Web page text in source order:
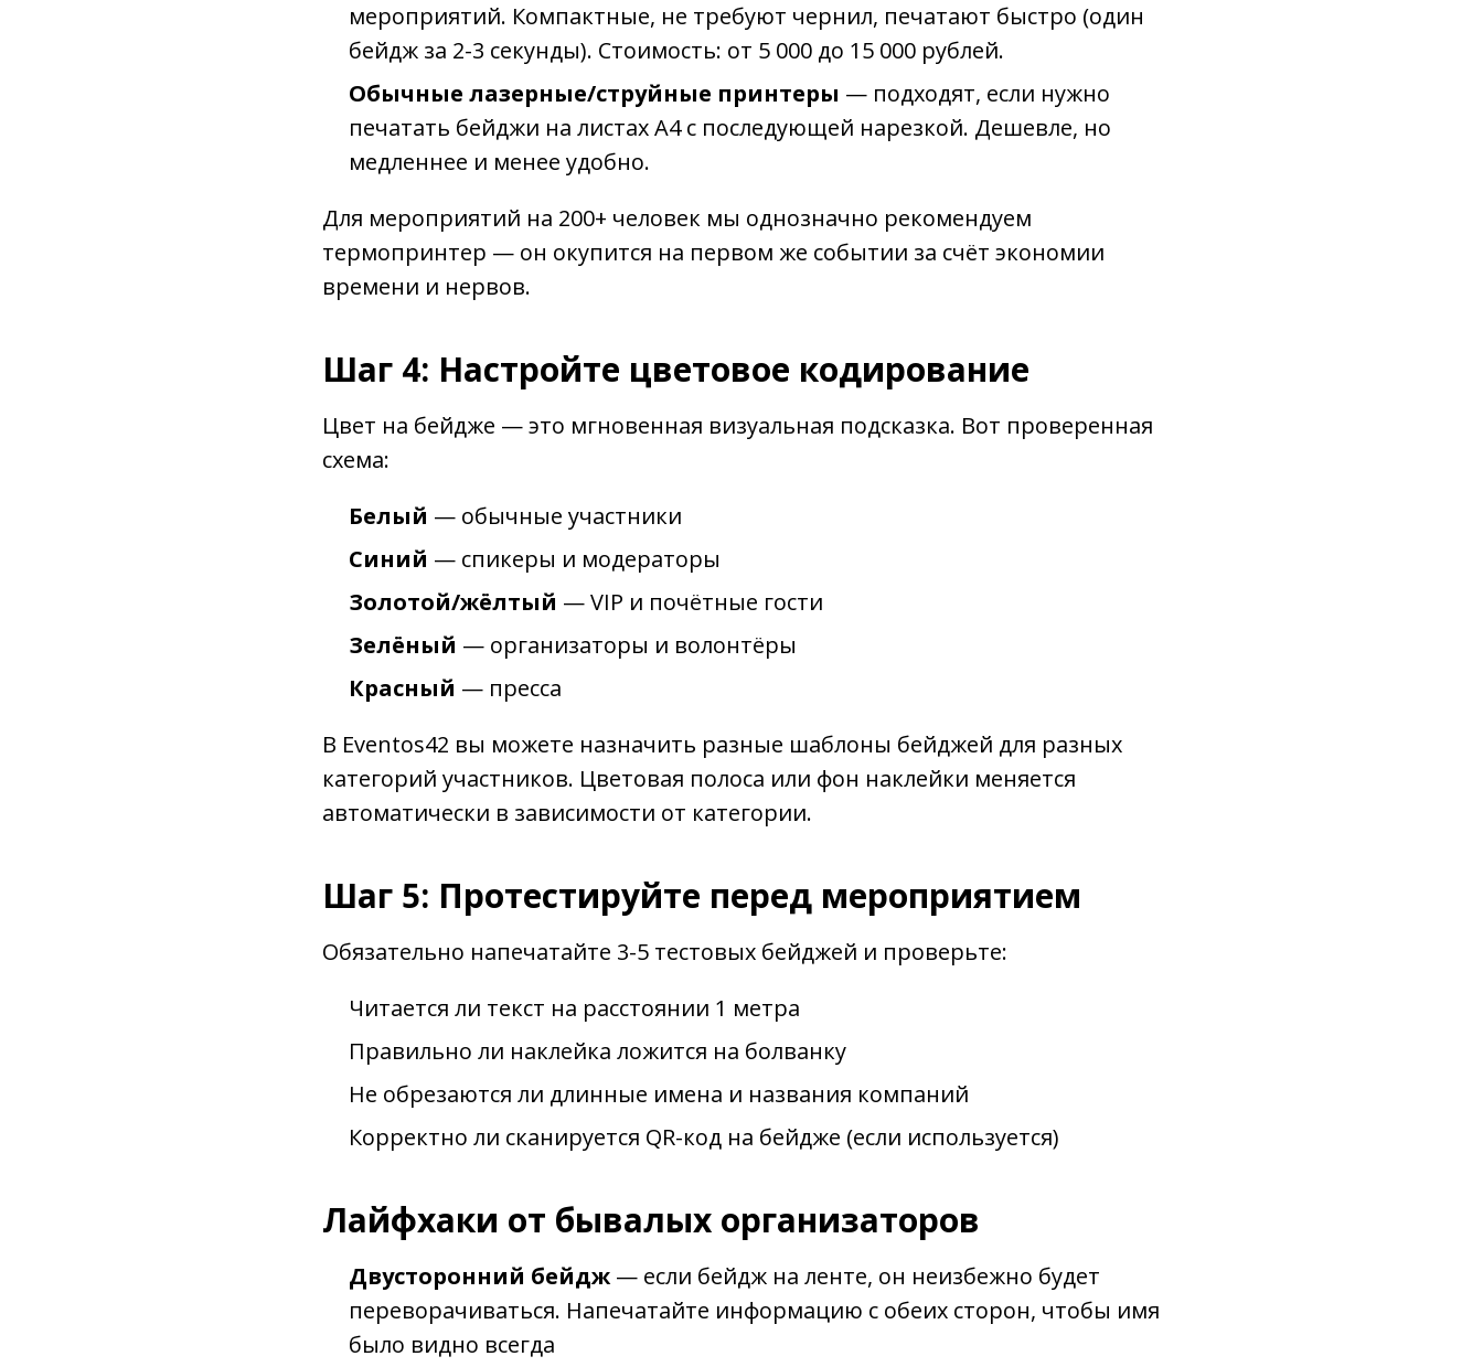
мероприятий. Компактные, не требуют чернил, печатают быстро (один
бейдж за 2-3 секунды). Стоимость: от 5 000 до 15 000 рублей.
Обычные лазерные/струйные принтеры — подходят, если нужно
печатать бейджи на листах А4 с последующей нарезкой. Дешевле, но
медленнее и менее удобно.
Для мероприятий на 200+ человек мы однозначно рекомендуем
термопринтер — он окупится на первом же событии за счёт экономии
времени и нервов.
Шаг 4: Настройте цветовое кодирование
Цвет на бейдже — это мгновенная визуальная подсказка. Вот проверенная
схема:
Белый — обычные участники
Синий — спикеры и модераторы
Золотой/жёлтый — VIP и почётные гости
Зелёный — организаторы и волонтёры
Красный — пресса
В Eventos42 вы можете назначить разные шаблоны бейджей для разных
категорий участников. Цветовая полоса или фон наклейки меняется
автоматически в зависимости от категории.
Шаг 5: Протестируйте перед мероприятием
Обязательно напечатайте 3-5 тестовых бейджей и проверьте:
Читается ли текст на расстоянии 1 метра
Правильно ли наклейка ложится на болванку
Не обрезаются ли длинные имена и названия компаний
Корректно ли сканируется QR-код на бейдже (если используется)
Лайфхаки от бывалых организаторов
Двусторонний бейдж — если бейдж на ленте, он неизбежно будет
переворачиваться. Напечатайте информацию с обеих сторон, чтобы имя
было видно всегда